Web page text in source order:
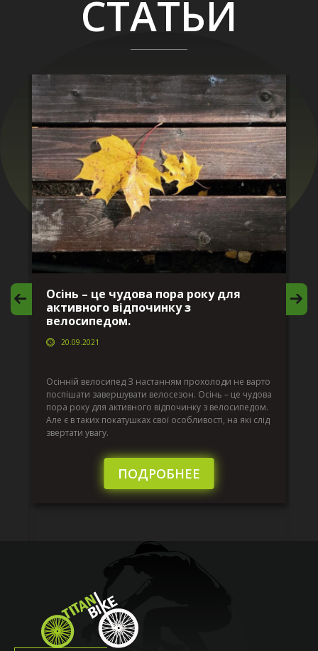
СТАТЬИ
Осінь – це чудова пора року для
активного відпочинку з
велосипедом.
20.09.2021
Осінній велосипед З настанням прохолоди не варто
поспішати завершувати велосезон. Осінь – це чудова
пора року для активного відпочинку з велосипедом.
Але є в таких покатушках свої особливості, на які слід
звертати увагу.
ПОДРОБНЕЕ